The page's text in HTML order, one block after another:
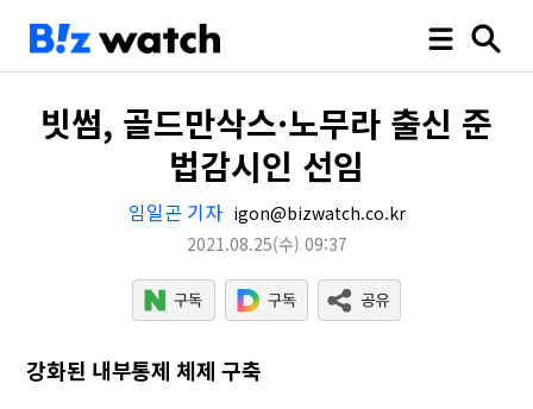
빗썸, 골드만삭스·노무라 출신 준
법감시인 선임
임일곤 기자 igon@bizwatch.co.kr
2021.08.25(수) 09:37
강화된 내부통제 체제 구축